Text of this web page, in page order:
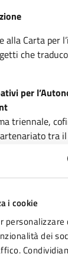
i cookie
dei
alla Carta per
che
per
triennale,
tra
L’obiettivo è
la
alla